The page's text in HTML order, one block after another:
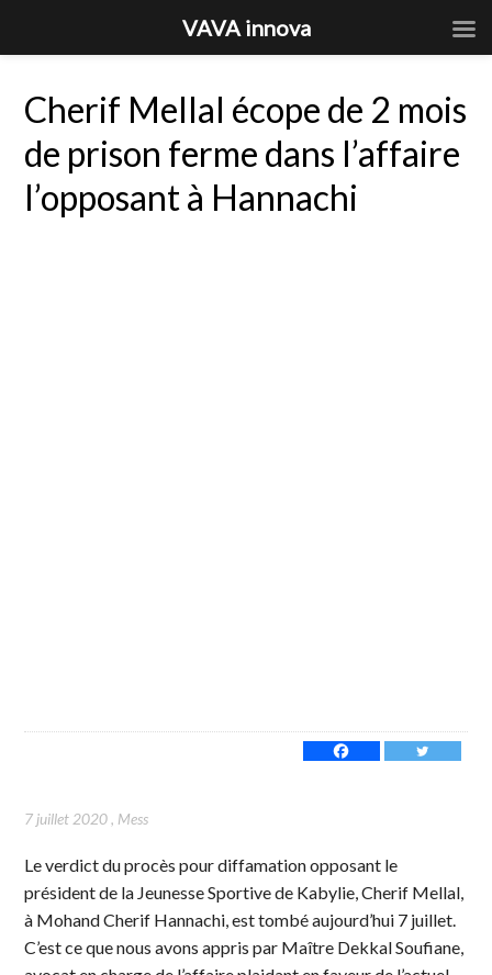
Cherif Mellal écope de 2 mois
de prison ferme dans l’affaire
l’opposant à Hannachi
7 juillet 2020, Mess
Le verdict du procès pour diffamation opposant le
président de la Jeunesse Sportive de Kabylie, Cherif Mellal,
à Mohand Cherif Hannachi, est tombé aujourd’hui 7 juillet.
C’est ce que nous avons appris par Maître Dekkal Soufiane,
VAVA innova